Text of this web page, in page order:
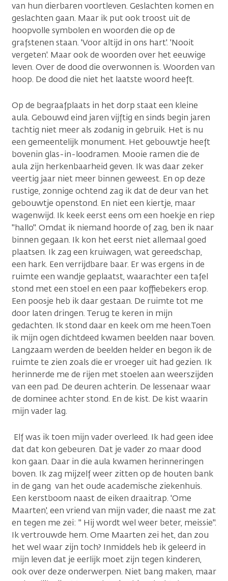
van hun dierbaren voortleven. Geslachten komen en
geslachten gaan. Maar ik put ook troost uit de
hoopvolle symbolen en woorden die op de
grafstenen staan. 'Voor altijd in ons hart'. 'Nooit
vergeten'. Maar ook de woorden over het eeuwige
leven. Over de dood die overwonnen is. Woorden van
hoop. De dood die niet het laatste woord heeft.
Op de begraafplaats in het dorp staat een kleine
aula. Gebouwd eind jaren vijftig en sinds begin jaren
tachtig niet meer als zodanig in gebruik. Het is nu
een gemeentelijk monument. Het gebouwtje heeft
bovenin glas-in-loodramen. Mooie ramen die de
aula zijn herkenbaarheid geven. Ik was daar zeker
veertig jaar niet meer binnen geweest. En op deze
rustige, zonnige ochtend zag ik dat de deur van het
gebouwtje openstond. En niet een kiertje, maar
wagenwijd. Ik keek eerst eens om een hoekje en riep
"hallo". Omdat ik niemand hoorde of zag, ben ik naar
binnen gegaan. Ik kon het eerst niet allemaal goed
plaatsen. Ik zag een kruiwagen, wat gereedschap,
een hark. Een verrijdbare baar. Er was ergens in de
ruimte een wandje geplaatst, waarachter een tafel
stond met een stoel en een paar koffiebekers erop.
Een poosje heb ik daar gestaan. De ruimte tot me
door laten dringen. Terug te keren in mijn
gedachten. Ik stond daar en keek om me heen.Toen
ik mijn ogen dichtdeed kwamen beelden naar boven.
Langzaam werden de beelden helder en begon ik de
ruimte te zien zoals die er vroeger uit had gezien. Ik
herinnerde me de rijen met stoelen aan weerszijden
van een pad. De deuren achterin. De lessenaar waar
de dominee achter stond. En de kist. De kist waarin
mijn vader lag.
Elf was ik toen mijn vader overleed. Ik had geen idee
dat dat kon gebeuren. Dat je vader zo maar dood
kon gaan. Daar in die aula kwamen herinneringen
boven. Ik zag mijzelf weer zitten op de houten bank
in de gang van het oude academische ziekenhuis.
Een kerstboom naast de eiken draaitrap. 'Ome
Maarten', een vriend van mijn vader, die naast me zat
en tegen me zei: " Hij wordt wel weer beter, meissie".
Ik vertrouwde hem. Ome Maarten zei het, dan zou
het wel waar zijn toch? Inmiddels heb ik geleerd in
mijn leven dat je eerlijk moet zijn tegen kinderen,
ook over deze onderwerpen. Niet bang maken, maar